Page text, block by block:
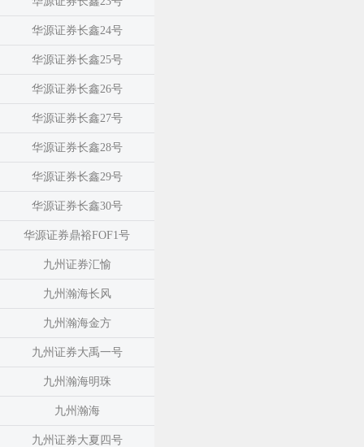
华源证券长鑫24号
华源证券长鑫25号
华源证券长鑫26号
华源证券长鑫27号
华源证券长鑫28号
华源证券长鑫29号
华源证券长鑫30号
华源证券鼎裕FOF1号
九州证券汇愉
九州瀚海长风
九州瀚海金方
九州证券大禹一号
九州瀚海明珠
九州瀚海
九州证券大夏四号